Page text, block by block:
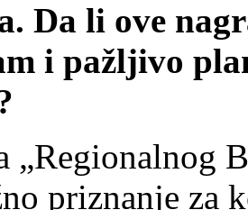
Da li ove
i pažljivo
„Regionalnog
priznanje za